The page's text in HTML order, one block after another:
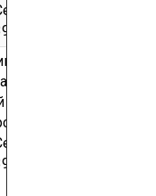
выпуск
90 900 0
ламинирующая
INDURA GT Glass
0,75 для
подвижного
выпуск
90 900 0